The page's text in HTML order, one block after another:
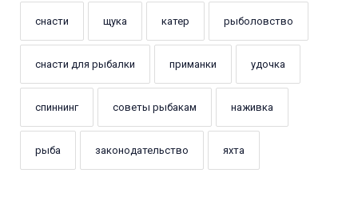
снасти щука катер рыболовство
снасти для рыбалки приманки удочка
спиннинг советы рыбакам наживка
рыба законодательство яхта